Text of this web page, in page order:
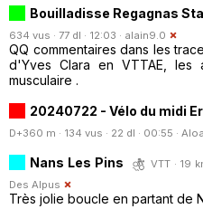
Bouilladisse Regagnas
634 vus · 77 dl · 12:03 · alain9.0
QQ commentaires dans les
d'Yves Clara en VTTAE, les
musculaire .
20240722 - Vélo du midi
D+360 m · 134 vus · 22 dl · 00:55 · Aloa
Nans Les Pins VTT · 19
Des Alpus
Très jolie boucle en partant de